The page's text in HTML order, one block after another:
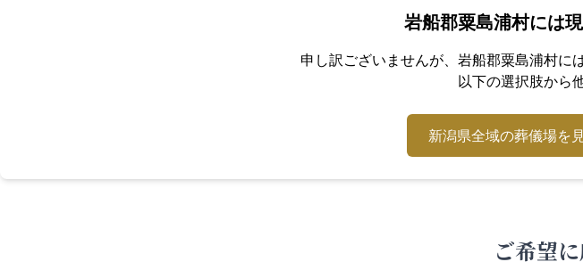
岩船郡粟島浦村には
申し訳ございませんが、 岩船郡粟島浦村に
以下の選択肢から
新潟県全域の葬儀場を
ご希望